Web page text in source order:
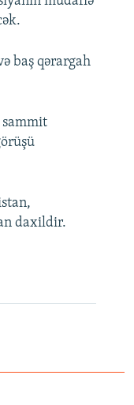
baş qərargah
daxildir.